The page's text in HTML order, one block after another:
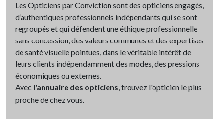
Les Opticiens par Conviction sont des opticiens engagés,
d’authentiques professionnels indépendants qui se sont
regroupés et qui défendent une éthique professionnelle
sans concession, des valeurs communes et des expertises
de santé visuelle pointues, dans le véritable intérêt de
leurs clients indépendamment des modes, des pressions
économiques ou externes.
Avec l'annuaire des opticiens, trouvez l'opticien le plus
proche de chez vous.